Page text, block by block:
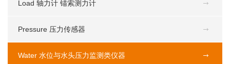
Load 轴力计 锚索测力计
Pressure 压力传感器
Water 水位与水头压力监测类仪器